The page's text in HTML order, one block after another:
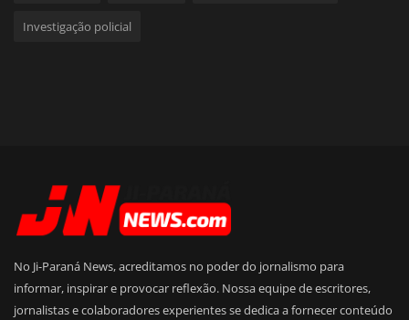
Investigação policial
No Ji-Paraná News, acreditamos no poder do jornalismo para
informar, inspirar e provocar reflexão. Nossa equipe de escritores,
jornalistas e colaboradores experientes se dedica a fornecer conteúdo